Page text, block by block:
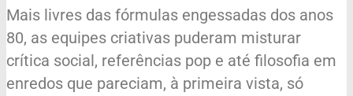
Mais livres das fórmulas engessadas dos anos
80, as equipes criativas puderam misturar
crítica social, referências pop e até filosofia em
enredos que pareciam, à primeira vista, só